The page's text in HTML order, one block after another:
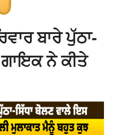
ਬਾਰੇ ਪੁੱਠਾ-
ਨੇ ਕੀਤੇ